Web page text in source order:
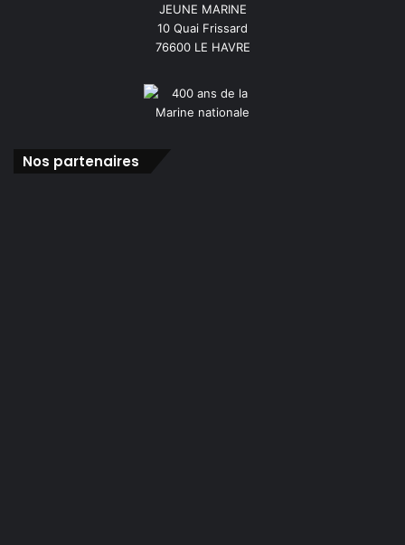
JEUNE MARINE
10 Quai Frissard
76600 LE HAVRE
Nos partenaires